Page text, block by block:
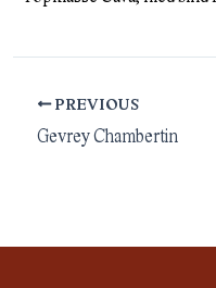
PREVIOUS
Gevrey Chambertin